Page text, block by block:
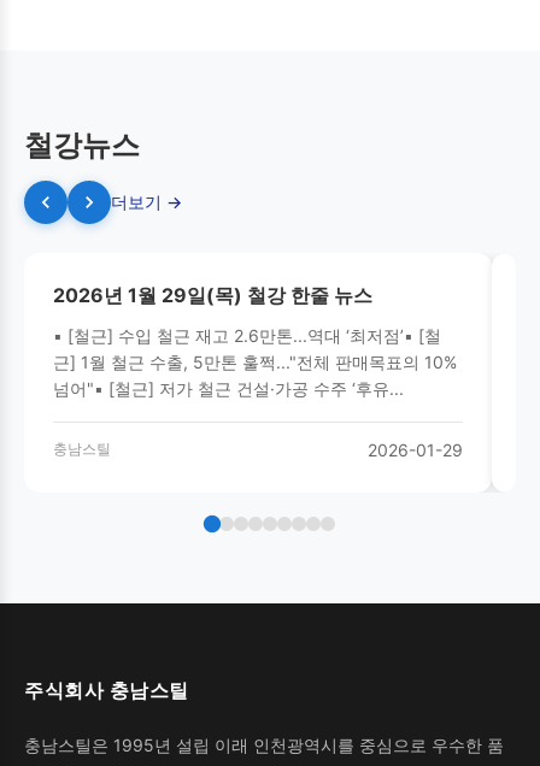
철강뉴스
더보기 →
2026년 1월 29일(목) 철강 한줄 뉴스
▪ [철근] 수입 철근 재고 2.6만톤...역대 ‘최저점’▪ [철
근] 1월 철근 수출, 5만톤 훌쩍..."전체 판매목표의 10%
넘어"▪ [철근] 저가 철근 건설·가공 수주 ‘후유...
충남스틸 2026-01-29
주식회사 충남스틸
충남스틸은 1995년 설립 이래 인천광역시를 중심으로 우수한 품